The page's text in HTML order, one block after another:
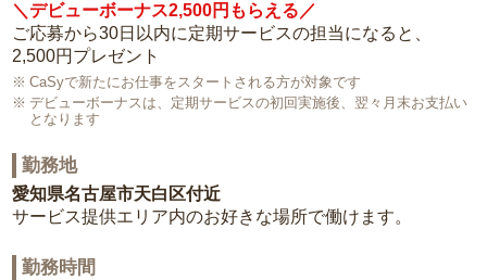
＼デビューボーナス2,500円もらえる／
ご応募から30日以内に定期サービスの担当になると、
2,500円プレゼント
CaSyで新たにお仕事をスタートされる方が対象です
デビューボーナスは、定期サービスの初回実施後、翌々月末お支払い
となります
勤務地
愛知県名古屋市天白区付近
サービス提供エリア内のお好きな場所で働けます。
勤務時間